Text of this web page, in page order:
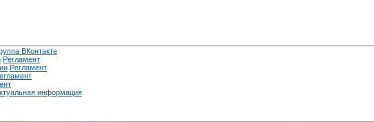
ВКонтакте
Регламент
Регламент
информация